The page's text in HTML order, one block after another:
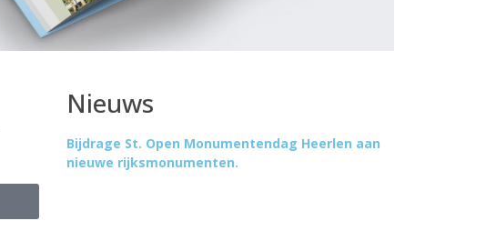
Nieuws
Bijdrage St. Open Monumentendag Heerlen aan
nieuwe rijksmonumenten.